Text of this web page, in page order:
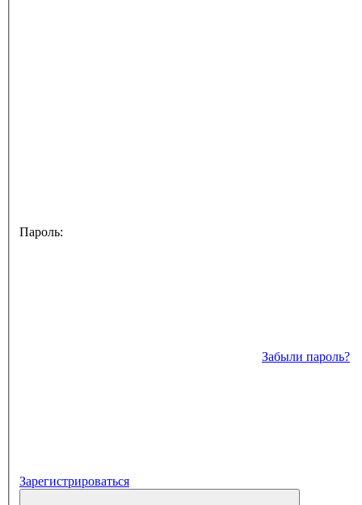
Пароль:
Забыли пароль?
Зарегистрироваться